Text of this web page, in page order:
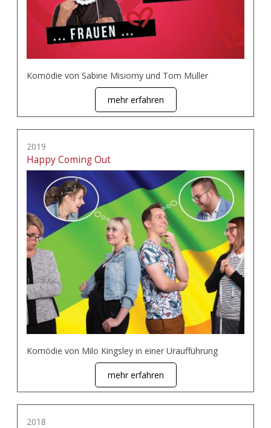
Komödie von Sabine Misiorny und Tom Müller
mehr erfahren
2019
Happy Coming Out
Komödie von Milo Kingsley in einer Uraufführung
mehr erfahren
2018